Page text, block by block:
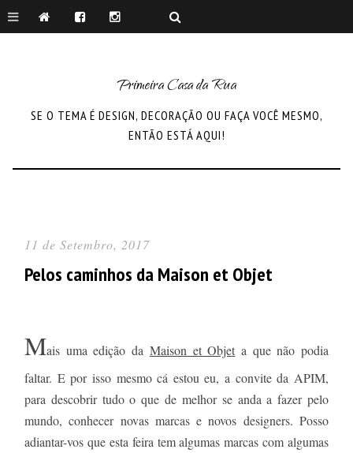
Primeira Casa da Rua
SE O TEMA É DESIGN, DECORAÇÃO OU FAÇA VOCÊ MESMO,
ENTÃO ESTÁ AQUI!
11 de Setembro, 2017
Pelos caminhos da Maison et Objet
Mais uma edição da Maison et Objet a que não podia
faltar. E por isso mesmo cá estou eu, a convite da APIM,
para descobrir tudo o que de melhor se anda a fazer pelo
mundo, conhecer novas marcas e novos designers. Posso
adiantar-vos que esta feira tem algumas marcas com algumas